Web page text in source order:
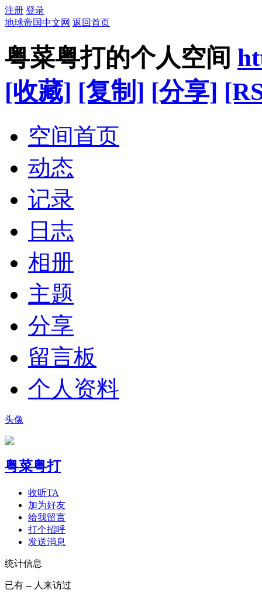
注册 登录
地球帝国中文网 返回首页
粤菜粤打的个人空间
[收藏] [复制] [分享]
空间首页
动态
记录
日志
相册
主题
分享
留言板
个人资料
头像
粤菜粤打
收听TA
加为好友
给我留言
打个招呼
发送消息
统计信息
已有 -- 人来访过